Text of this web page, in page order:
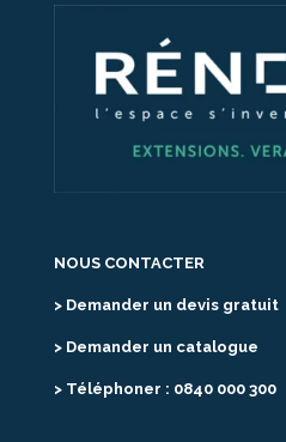
NOUS CONTACTER
> Demander un devis gratuit
> Demander un catalogue
> Téléphoner : 0840 000 300